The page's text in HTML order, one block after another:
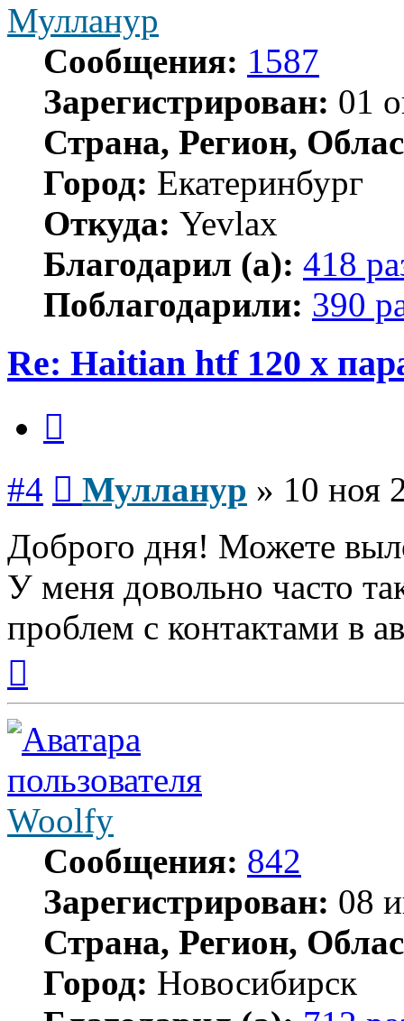
Мулланур
Сообщения: 1587
Зарегистрирован: 01
Страна, Регион,
Город: Екатеринбург
Откуда: Yevlax
Благодарил (а): 418
Поблагодарили: 390
Re: Haitian htf 120 x
#4 Мулланур » 10 ноя
Доброго дня! Можете
У меня довольно часто
проблем с контактами в
началу
Woolfy
Сообщения: 842
Зарегистрирован: 08
Страна, Регион,
Город: Новосибирск